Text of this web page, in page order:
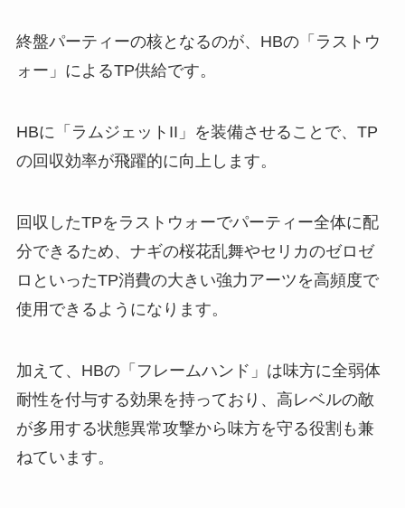
終盤パーティーの核となるのが、HBの「ラストウ
ォー」によるTP供給です。
HBに「ラムジェットII」を装備させることで、TP
の回収効率が飛躍的に向上します。
回収したTPをラストウォーでパーティー全体に配
分できるため、ナギの桜花乱舞やセリカのゼロゼ
ロといったTP消費の大きい強力アーツを高頻度で
使用できるようになります。
加えて、HBの「フレームハンド」は味方に全弱体
耐性を付与する効果を持っており、高レベルの敵
が多用する状態異常攻撃から味方を守る役割も兼
ねています。